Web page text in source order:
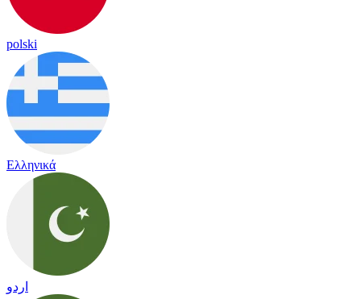
polski
Ελληνικά
اردو